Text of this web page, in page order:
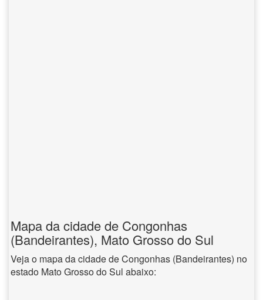
Mapa da cidade de Congonhas
(Bandeirantes), Mato Grosso do Sul
Veja o mapa da cidade de Congonhas (Bandeirantes) no
estado Mato Grosso do Sul abaixo: